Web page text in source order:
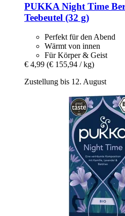
PUKKA Night Time
Teebeutel (32 g)
Perfekt für den Abend
Wärmt von innen
Für Körper & Geist
€ 4,99 (€ 155,94 / kg)
Zustellung bis 12. August